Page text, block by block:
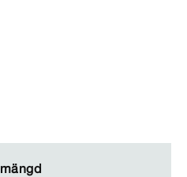
mängd
mängd